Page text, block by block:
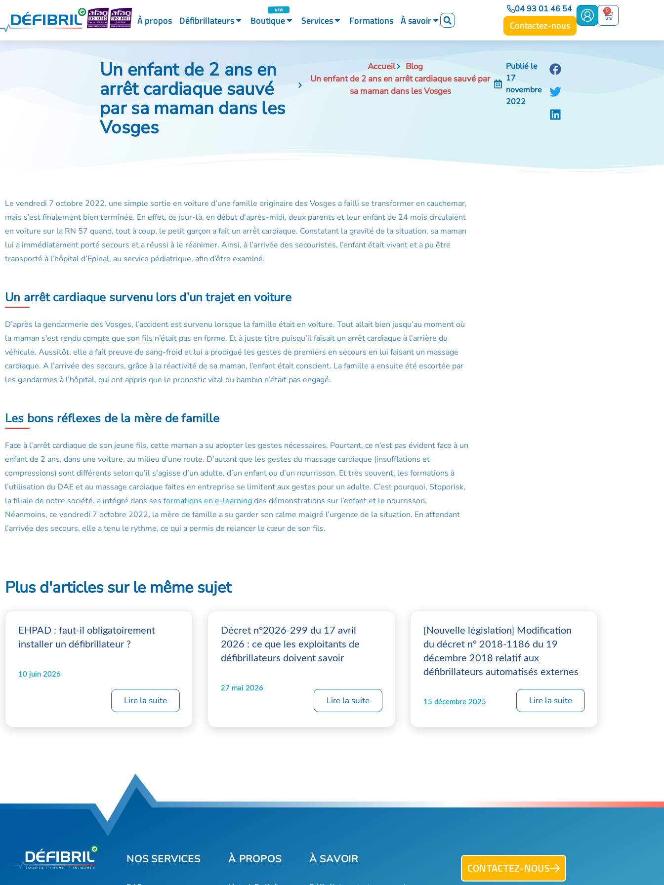
À propos Défibrillateurs Boutique Services Formations À savoir
04 93 01 46 54
Contactez-nous
0
Un enfant de 2 ans en
arrêt cardiaque sauvé
par sa maman dans les
Vosges
Accueil
Blog
Un enfant de 2 ans en arrêt cardiaque sauvé par
sa maman dans les Vosges
Publié le
17
novembre
2022
Le vendredi 7 octobre 2022, une simple sortie en voiture d’une famille originaire des Vosges a failli se transformer en cauchemar,
mais s’est finalement bien terminée. En effet, ce jour-là, en début d’après-midi, deux parents et leur enfant de 24 mois circulaient
en voiture sur la RN 57 quand, tout à coup, le petit garçon a fait un arrêt cardiaque. Constatant la gravité de la situation, sa maman
lui a immédiatement porté secours et a réussi à le réanimer. Ainsi, à l’arrivée des secouristes, l’enfant était vivant et a pu être
transporté à l’hôpital d’Epinal, au service pédiatrique, afin d’être examiné.
Un arrêt cardiaque survenu lors d’un trajet en voiture
D’après la gendarmerie des Vosges, l’accident est survenu lorsque la famille était en voiture. Tout allait bien jusqu’au moment où
la maman s’est rendu compte que son fils n’était pas en forme. Et à juste titre puisqu’il faisait un arrêt cardiaque à l’arrière du
véhicule. Aussitôt, elle a fait preuve de sang-froid et lui a prodigué les gestes de premiers en secours en lui faisant un massage
cardiaque. A l’arrivée des secours, grâce à la réactivité de sa maman, l’enfant était conscient. La famille a ensuite été escortée par
les gendarmes à l’hôpital, qui ont appris que le pronostic vital du bambin n’était pas engagé.
Les bons réflexes de la mère de famille
Face à l’arrêt cardiaque de son jeune fils, cette maman a su adopter les gestes nécessaires. Pourtant, ce n’est pas évident face à un
enfant de 2 ans, dans une voiture, au milieu d’une route. D’autant que les gestes du massage cardiaque (insufflations et
compressions) sont différents selon qu’il s’agisse d’un adulte, d’un enfant ou d’un nourrisson. Et très souvent, les formations à
l’utilisation du DAE et au massage cardiaque faites en entreprise se limitent aux gestes pour un adulte. C’est pourquoi, Stoporisk,
la filiale de notre société, a intégré dans ses formations en e-learningdes démonstrations sur l’enfant et le nourrisson.
Néanmoins, ce vendredi 7 octobre 2022, la mère de famille a su garder son calme malgré l’urgence de la situation. En attendant
l’arrivée des secours, elle a tenu le rythme, ce qui a permis de relancer le cœur de son fils.
Plus d'articles sur le même sujet
EHPAD : faut-il obligatoirement
installer un défibrillateur ?
10 juin 2026
Lire la suite
Décret n°2026-299 du 17 avril
2026 : ce que les exploitants de
défibrillateurs doivent savoir
27 mai 2026
Lire la suite
[Nouvelle législation] Modification
du décret n° 2018-1186 du 19
décembre 2018 relatif aux
défibrillateurs automatisés externes
15 décembre 2025 Lire la suite
CONTACTEZ-NOUS